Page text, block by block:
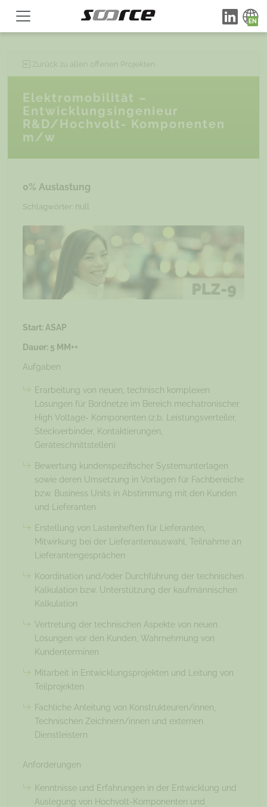
Zurück zu allen offenen Projekten
Elektromobilität –
Entwicklungsingenieur
R&D/Hochvolt- Komponenten
m/w
0% Auslastung
Schlagwörter: null
Start: ASAP
Dauer: 5 MM++
Aufgaben
Erarbeitung von neuen, technisch komplexen
Lösungen für Bordnetze im Bereich mechatronischer
High Voltage- Komponenten (z.b. Leistungsverteiler,
Steckverbinder, Kontaktierungen,
Geräteschnittstellen)
Bewertung kundenspezifischer Systemunterlagen
sowie deren Umsetzung in Vorlagen für Fachbereiche
bzw. Business Units in Abstimmung mit den Kunden
und Lieferanten
Erstellung von Lastenheften für Lieferanten,
Mitwirkung bei der Lieferantenauswahl, Teilnahme an
Lieferantengesprächen
Koordination und/oder Durchführung der technischen
Kalkulation bzw. Unterstützung der kaufmännischen
Kalkulation
Vertretung der technischen Aspekte von neuen
Lösungen vor den Kunden, Wahrnehmung von
Kundenterminen
Mitarbeit in Entwicklungsprojekten und Leitung von
Teilprojekten
Fachliche Anleitung von Konstrukteuren/innen,
Technischen Zeichnern/innen und externen
Dienstleistern
Anforderungen
Kenntnisse und Erfahrungen in der Entwicklung und
Auslegung von Hochvolt-Komponenten und